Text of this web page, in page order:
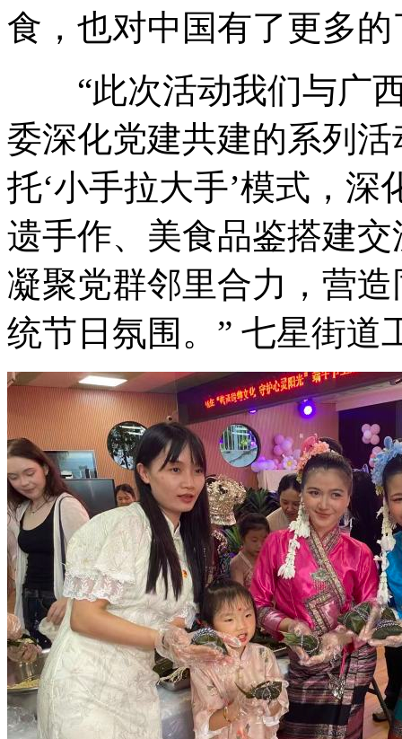
食，也对中国有了更多的
“此次活动我们与广西
委深化党建共建的系列
托‘小手拉大手’模式，
遗手作、美食品鉴搭建
凝聚党群邻里合力，营
统节日氛围。” 七星街道